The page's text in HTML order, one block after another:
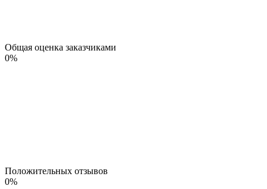
Общая оценка заказчиками
0%
Положительных отзывов
0%